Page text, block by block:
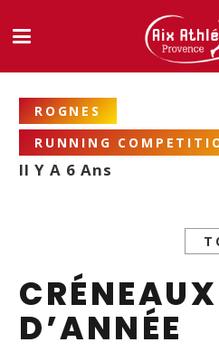
ROGNES
RUNNING
Il Y A 6 Ans
D’ANNÉE